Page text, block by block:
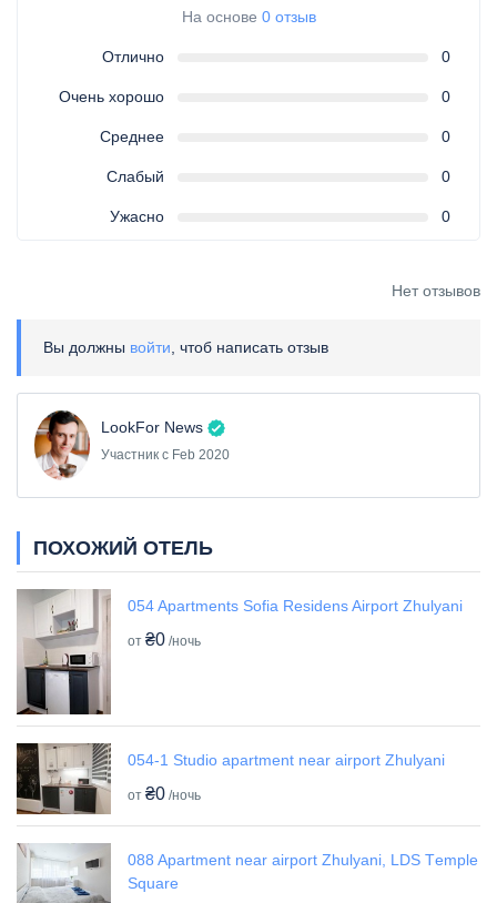
На основе 0 отзыв
Отлично 0
Очень хорошо 0
Среднее 0
Слабый 0
Ужасно 0
Нет отзывов
Вы должны войти , чтоб написать отзыв
LookFor News
Участник с Feb 2020
ПОХОЖИЙ ОТЕЛЬ
054 Apartments Sofia Residens Airport Zhulyani
от ₴0 /ночь
054-1 Studio apartment near airport Zhulyani
от ₴0 /ночь
088 Apartment near airport Zhulyani, LDS Tеmple
Square